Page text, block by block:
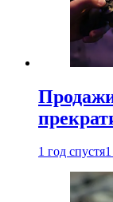
1 год спустя